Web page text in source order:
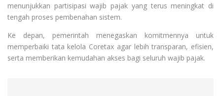
menunjukkan partisipasi wajib pajak yang terus meningkat di
tengah proses pembenahan sistem.
Ke depan, pemerintah menegaskan komitmennya untuk
memperbaiki tata kelola Coretax agar lebih transparan, efisien,
serta memberikan kemudahan akses bagi seluruh wajib pajak.